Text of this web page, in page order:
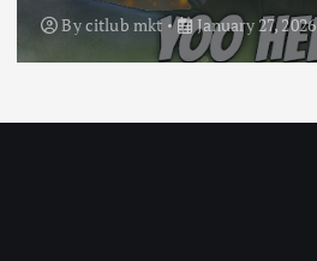
Bycitlub mkt January 27, 2026